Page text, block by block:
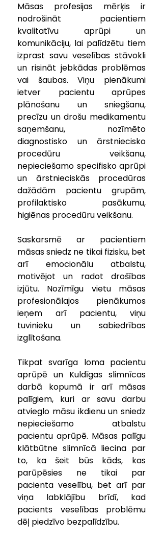
Māsas profesijas mērķis ir
nodrošināt pacientiem
kvalitatīvu aprūpi un
komunikāciju, lai palīdzētu tiem
izprast savu veselības stāvokli
un risināt jebkādas problēmas
vai šaubas. Viņu pienākumi
ietver pacientu aprūpes
plānošanu un sniegšanu,
precīzu un drošu medikamentu
saņemšanu, nozīmēto
diagnostisko un ārstniecisko
procedūru veikšanu,
nepieciešamo specifisko aprūpi
un ārstnieciskās procedūras
dažādām pacientu grupām,
profilaktisko pasākumu,
higiēnas procedūru veikšanu.
Saskarsmē ar pacientiem
māsas sniedz ne tikai fizisku, bet
arī emocionālu atbalstu,
motivējot un radot drošības
izjūtu. Nozīmīgu vietu māsas
profesionālajos pienākumos
ieņem arī pacientu, viņu
tuvinieku un sabiedrības
izglītošana.
Tikpat svarīga loma pacientu
aprūpē un Kuldīgas slimnīcas
darbā kopumā ir arī māsas
palīgiem, kuri ar savu darbu
atvieglo māsu ikdienu un sniedz
nepieciešamo atbalstu
pacientu aprūpē. Māsas palīgu
klātbūtne slimnīcā liecina par
to, ka šeit būs kāds, kas
parūpēsies ne tikai par
pacienta veselību, bet arī par
viņa labklājību brīdī, kad
pacients veselības problēmu
dēļ piedzīvo bezpalīdzību.